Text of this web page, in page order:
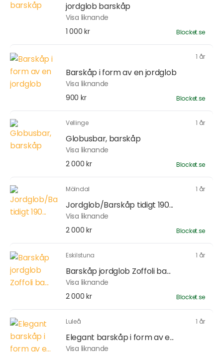
jordglob barskåp
Visa liknande
1 000 kr
Blocket.se
1 år
Barskåp i form av en jordglob
Visa liknande
900 kr
Blocket.se
Vellinge 1 år
Globusbar, barskåp
Visa liknande
2 000 kr
Blocket.se
Mölndal 1 år
Jordglob/Barskåp tidigt 190...
Visa liknande
2 000 kr
Blocket.se
Eskilstuna 1 år
Barskåp jordglob Zoffoli ba...
Visa liknande
2 000 kr
Blocket.se
Luleå 1 år
Elegant barskåp i form av e...
Visa liknande